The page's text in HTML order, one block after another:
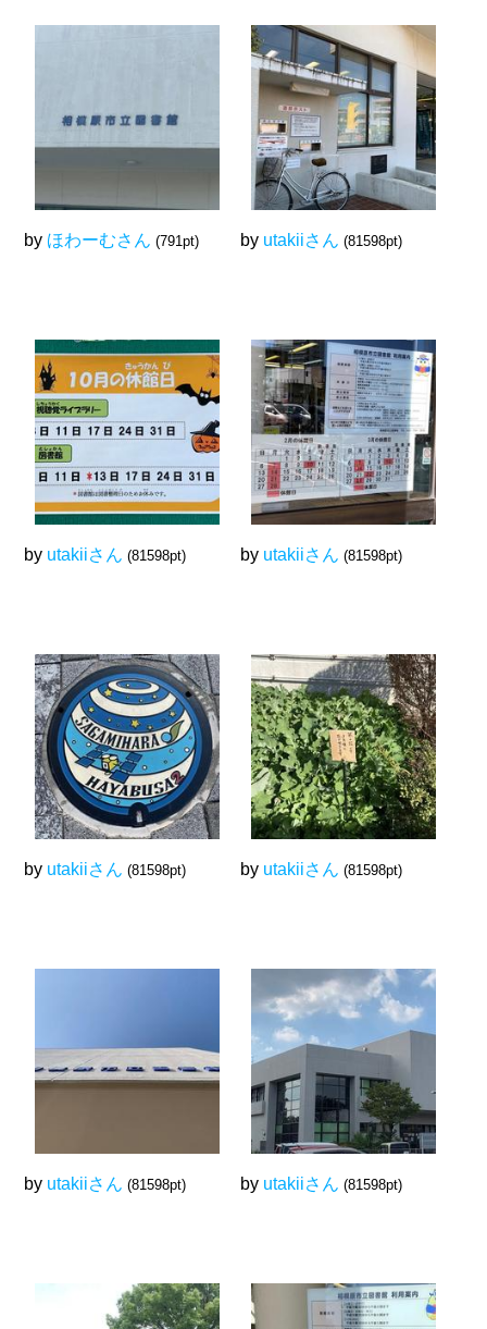
by ほわーむさん (791pt) by utakiiさん (81598pt)
by utakiiさん (81598pt) by utakiiさん (81598pt)
by utakiiさん (81598pt) by utakiiさん (81598pt)
by utakiiさん (81598pt) by utakiiさん (81598pt)